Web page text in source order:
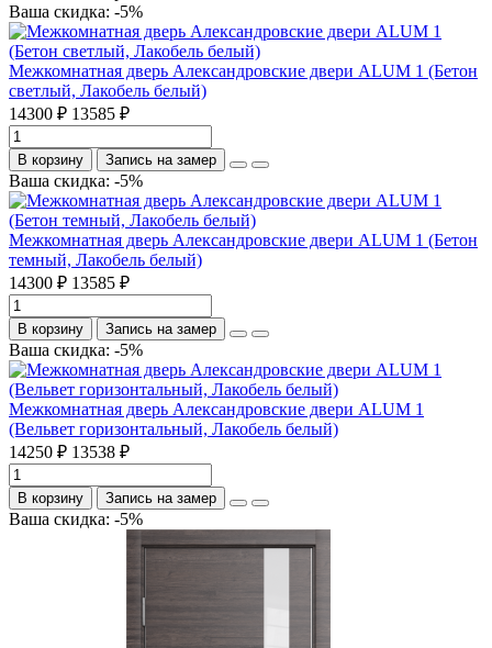
Ваша скидка: -5%
Межкомнатная дверь Александровские двери ALUM 1 (Бетон
светлый, Лакобель белый)
14300 ₽ 13585 ₽
В корзину Запись на замер
Ваша скидка: -5%
Межкомнатная дверь Александровские двери ALUM 1 (Бетон
темный, Лакобель белый)
14300 ₽ 13585 ₽
В корзину Запись на замер
Ваша скидка: -5%
Межкомнатная дверь Александровские двери ALUM 1
(Вельвет горизонтальный, Лакобель белый)
14250 ₽ 13538 ₽
В корзину Запись на замер
Ваша скидка: -5%